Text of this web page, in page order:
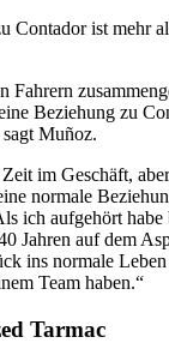
Contador ist mehr
Fahrern
Beziehung zu
Muñoz.
im Geschäft,
normale
ich aufgehört habe
Jahren auf dem
ins normale
Team haben.“
Tarmac